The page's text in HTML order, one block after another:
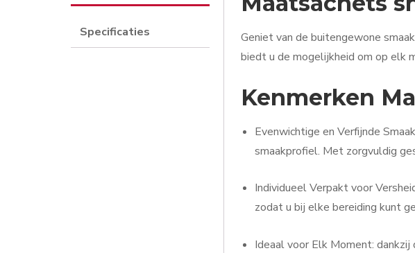
Specificaties Geniet van de buitengewone
biedt u de mogelijkheid om op elk
Kenmerken
Evenwichtige en Verfijnde
smaakprofiel. Met zorgvuldig
Individueel Verpakt voor
zodat u bij elke bereiding kunt
Ideaal voor Elk Moment: